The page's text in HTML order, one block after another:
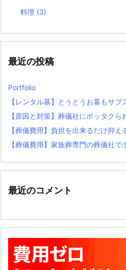
料理 (3)
最近の投稿
Portfolio
【レンタル墓】とうとうお墓もサブ
【原因と対策】葬儀社にボッタクら
【葬儀費用】負担を出来るだけ抑え
【葬儀費用】家族葬専門の葬儀社で
最近のコメント